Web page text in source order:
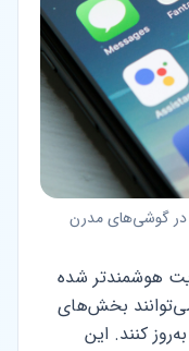
در گوشی‌های مدرن
آپدیت هوشمندتر شده
بخش‌های
کنند. این